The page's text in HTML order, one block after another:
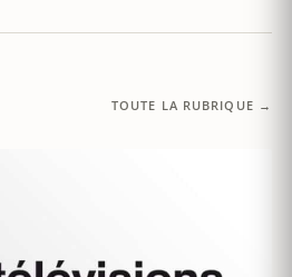
TOUTE LA RUBRIQUE →